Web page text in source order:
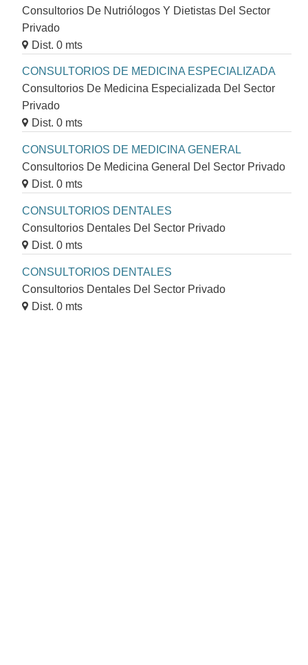
Consultorios De Nutriólogos Y Dietistas Del Sector
Privado
Dist. 0 mts
CONSULTORIOS DE MEDICINA ESPECIALIZADA
Consultorios De Medicina Especializada Del Sector
Privado
Dist. 0 mts
CONSULTORIOS DE MEDICINA GENERAL
Consultorios De Medicina General Del Sector Privado
Dist. 0 mts
CONSULTORIOS DENTALES
Consultorios Dentales Del Sector Privado
Dist. 0 mts
CONSULTORIOS DENTALES
Consultorios Dentales Del Sector Privado
Dist. 0 mts